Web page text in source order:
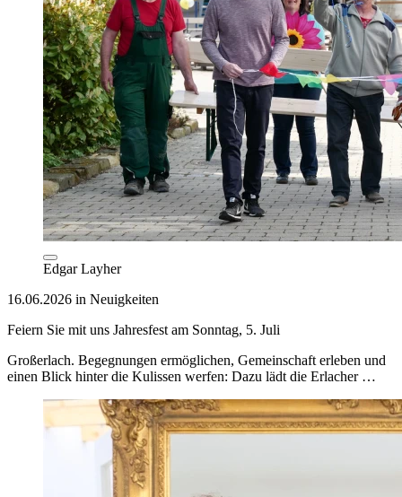
Edgar Layher
16.06.2026 in Neuigkeiten
Feiern Sie mit uns Jahresfest am Sonntag, 5. Juli
Großerlach. Begegnungen ermöglichen, Gemeinschaft erleben und
einen Blick hinter die Kulissen werfen: Dazu lädt die Erlacher …